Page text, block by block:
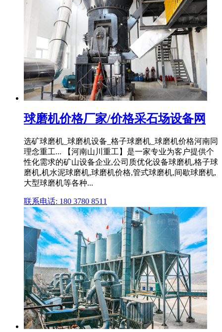
球磨机价格厂家/价格采石场设备网
选矿球磨机_球磨机设备_格子球磨机_球磨机价格河南同
理念重工... 【河南山川重工】是一家专业为客户提供个
性化需求的矿山设备企业,公司质优化设备球磨机,格子球
磨机,机水泥球磨机,球磨机价格,管式球磨机,间歇球磨机,
大型球磨机等各种...
联系电话: 180 3780 8511